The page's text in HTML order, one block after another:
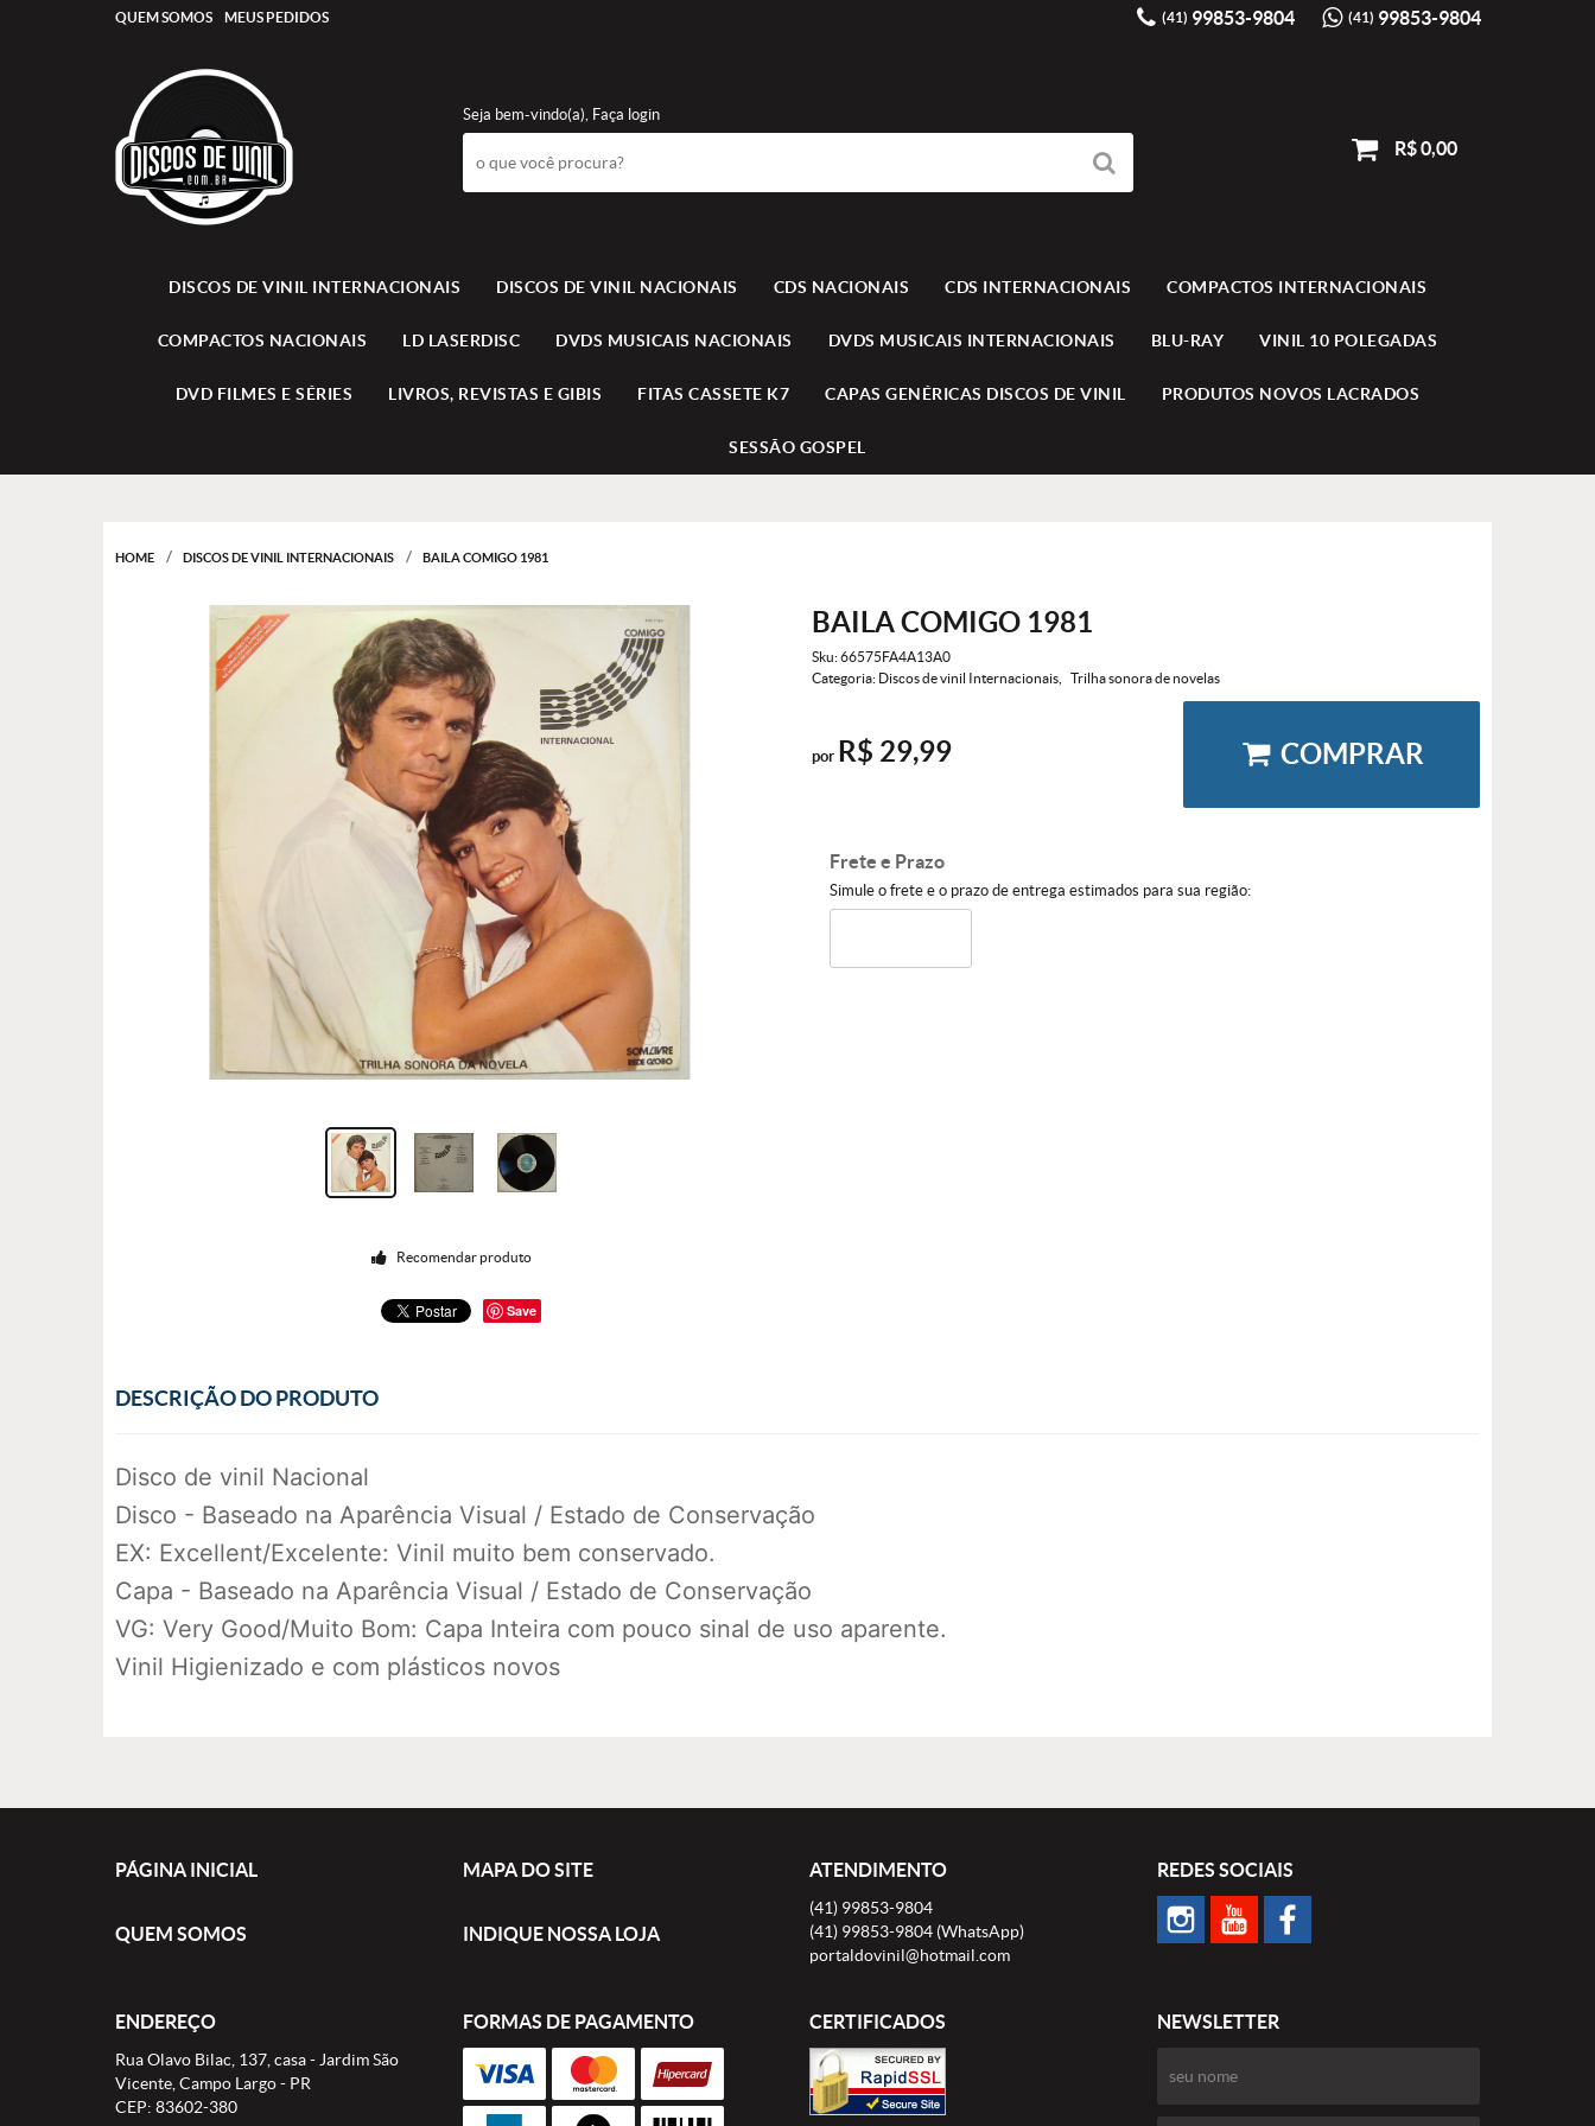
QUEM SOMOS MEUS PEDIDOS (41) 99853-9804 (41) 99853-9804
Seja bem-vindo(a), Faça login
R$ 0,00
DISCOS DE VINIL INTERNACIONAIS DISCOS DE VINIL NACIONAIS CDS NACIONAIS CDS INTERNACIONAIS COMPACTOS INTERNACIONAIS
COMPACTOS NACIONAIS LD LASERDISC DVDS MUSICAIS NACIONAIS DVDS MUSICAIS INTERNACIONAIS BLU-RAY VINIL 10 POLEGADAS
DVD FILMES E SÉRIES LIVROS, REVISTAS E GIBIS FITAS CASSETE K7 CAPAS GENÉRICAS DISCOS DE VINIL PRODUTOS NOVOS LACRADOS
SESSÃO GOSPEL
HOME DISCOS DE VINIL INTERNACIONAIS BAILA COMIGO 1981
Recomendar produto
Save
BAILA COMIGO 1981
Sku:66575FA4A13A0
Categoria: Discos de vinil Internacionais Trilha sonora de novelas
por R$ 29,99 COMPRAR
Frete e Prazo
Simule o frete e o prazo de entrega estimados para sua região:
DESCRIÇÃO DO PRODUTO
Disco de vinil Nacional
Disco - Baseado na Aparência Visual / Estado de Conservação
EX: Excellent/Excelente: Vinil muito bem conservado.
Capa - Baseado na Aparência Visual / Estado de Conservação
VG: Very Good/Muito Bom: Capa Inteira com pouco sinal de uso aparente.
Vinil Higienizado e com plásticos novos
PÁGINA INICIAL MAPA DO SITE
QUEM SOMOS INDIQUE NOSSA LOJA
ATENDIMENTO
(41) 99853-9804
(41) 99853-9804 (WhatsApp)
portaldovinil@hotmail.com
REDES SOCIAIS
ENDEREÇO
Rua Olavo Bilac, 137, casa- Jardim São
Vicente, Campo Largo- PR
CEP: 83602-380
FORMAS DE PAGAMENTO CERTIFICADOS NEWSLETTER